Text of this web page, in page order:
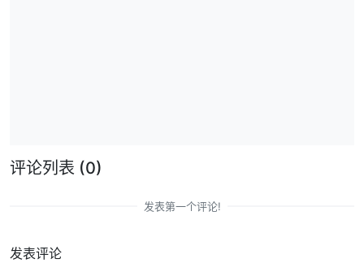
评论列表 (0)
发表第一个评论!
发表评论